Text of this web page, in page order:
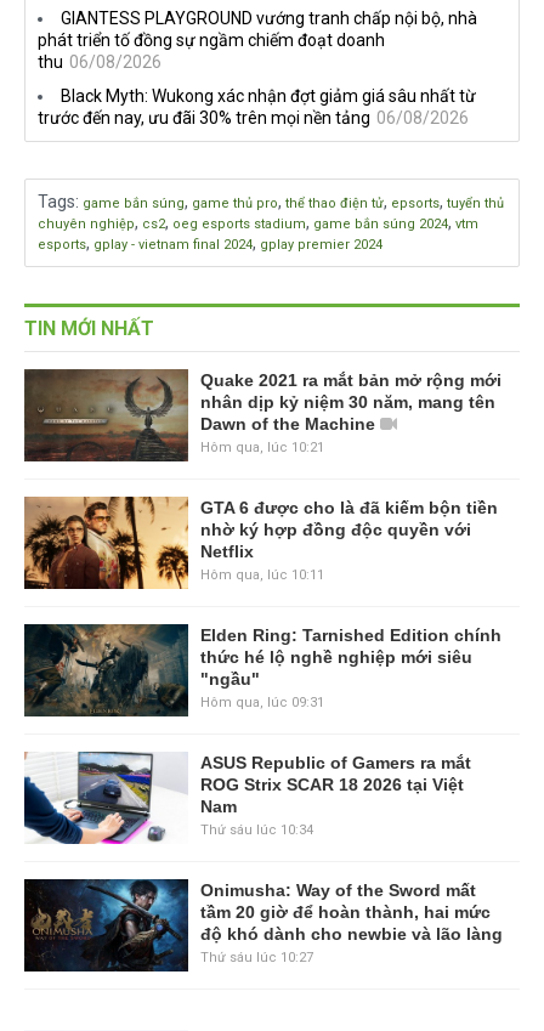
GIANTESS PLAYGROUND vướng tranh chấp nội bộ, nhà
phát triển tố đồng sự ngầm chiếm đoạt doanh
thu 06/08/2026
Black Myth: Wukong xác nhận đợt giảm giá sâu nhất từ
trước đến nay, ưu đãi 30% trên mọi nền tảng 06/08/2026
Tags: game bắn súng, game thủ pro, thể thao điện tử, epsorts, tuyển thủ
chuyên nghiệp, cs2, oeg esports stadium, game bắn súng 2024, vtm
esports, gplay - vietnam final 2024, gplay premier 2024
TIN MỚI NHẤT
Quake 2021 ra mắt bản mở rộng mới
nhân dịp kỷ niệm 30 năm, mang tên
Dawn of the Machine
Hôm qua, lúc 10:21
GTA 6 được cho là đã kiếm bộn tiền
nhờ ký hợp đồng độc quyền với
Netflix
Hôm qua, lúc 10:11
Elden Ring: Tarnished Edition chính
thức hé lộ nghề nghiệp mới siêu
"ngầu"
Hôm qua, lúc 09:31
ASUS Republic of Gamers ra mắt
ROG Strix SCAR 18 2026 tại Việt
Nam
Thứ sáu lúc 10:34
Onimusha: Way of the Sword mất
tầm 20 giờ để hoàn thành, hai mức
độ khó dành cho newbie và lão làng
Thứ sáu lúc 10:27